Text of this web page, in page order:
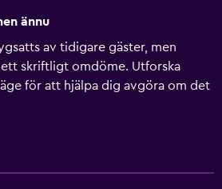
ännu
av tidigare gäster, men
skriftligt omdöme. Utforska
för att hjälpa dig avgöra om det